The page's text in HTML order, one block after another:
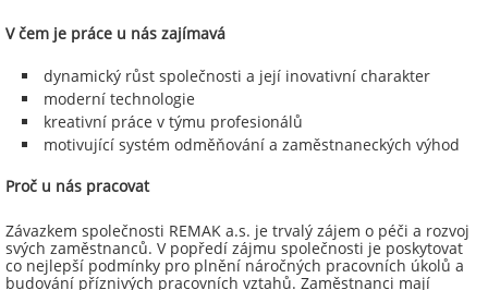
V čem je práce u nás zajímavá
dynamický růst společnosti a její inovativní charakter
moderní technologie
kreativní práce v týmu profesionálů
motivující systém odměňování a zaměstnaneckých výhod
Proč u nás pracovat
Závazkem společnosti REMAK a.s. je trvalý zájem o péči a rozvoj
svých zaměstnanců. V popředí zájmu společnosti je poskytovat
co nejlepší podmínky pro plnění náročných pracovních úkolů a
budování příznivých pracovních vztahů. Zaměstnanci mají